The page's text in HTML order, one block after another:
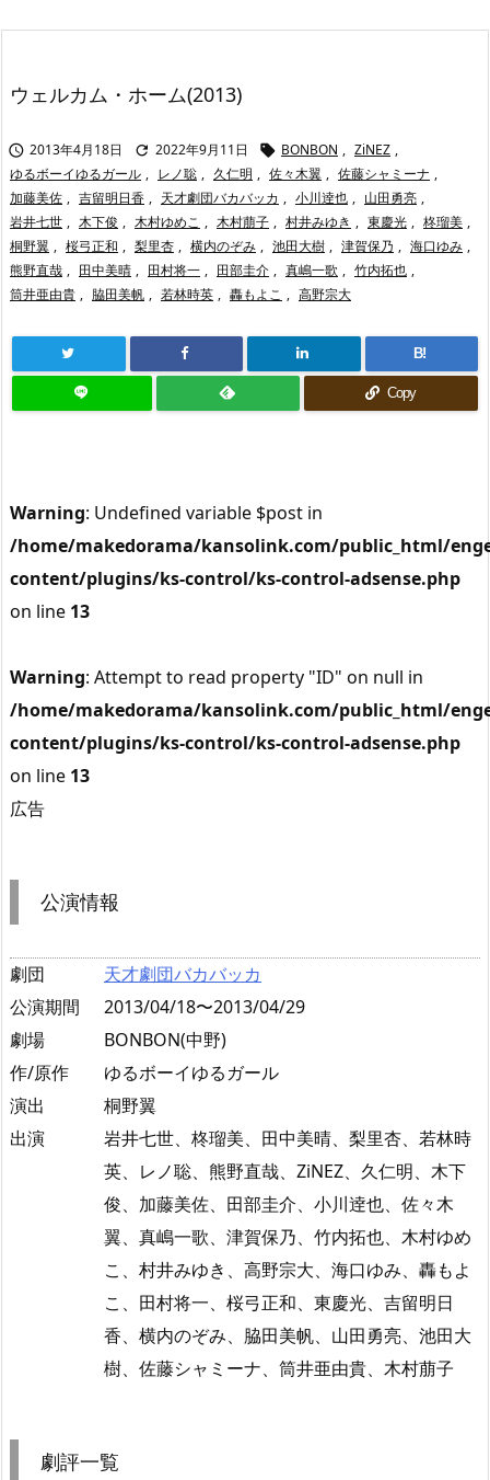
ウェルカム・ホーム(2013)
 2013年4月18日  2022年9月11日  BONBON , ZiNEZ ,
ゆるボーイゆるガール , レノ聡 , 久仁明 , 佐々木翼 , 佐藤シャミーナ ,
加藤美佐 , 吉留明日香 , 天才劇団バカバッカ , 小川逹也 , 山田勇亮 ,
岩井七世 , 木下俊 , 木村ゆめこ , 木村萠子 , 村井みゆき , 東慶光 , 柊瑠美 ,
桐野翼 , 桜弓正和 , 梨里杏 , 横内のぞみ , 池田大樹 , 津賀保乃 , 海口ゆみ ,
熊野直哉 , 田中美晴 , 田村将一 , 田部圭介 , 真嶋一歌 , 竹内拓也 ,
筒井亜由貴 , 脇田美帆 , 若林時英 , 轟もよこ , 高野宗大
B!
Copy
Warning: Undefined variable $post in
/home/makedorama/kansolink.com/public_html/
content/plugins/ks-control/ks-control-adsense.php
on line 13
Warning: Attempt to read property "ID" on null in
/home/makedorama/kansolink.com/public_html/
content/plugins/ks-control/ks-control-adsense.php
on line 13
広告
公演情報
劇団
天才劇団バカバッカ
公演期間
2013/04/18〜2013/04/29
劇場
BONBON(中野)
作/原作
ゆるボーイゆるガール
演出
桐野翼
出演
岩井七世、柊瑠美、田中美晴、梨里杏、若林時
英、レノ聡、熊野直哉、ZiNEZ、久仁明、木下
俊、加藤美佐、田部圭介、小川逹也、佐々木
翼、真嶋一歌、津賀保乃、竹内拓也、木村ゆめ
こ、村井みゆき、高野宗大、海口ゆみ、轟もよ
こ、田村将一、桜弓正和、東慶光、吉留明日
香、横内のぞみ、脇田美帆、山田勇亮、池田大
樹、佐藤シャミーナ、筒井亜由貴、木村萠子
劇評一覧